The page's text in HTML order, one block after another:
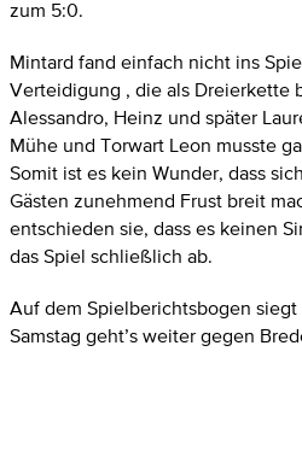
zum 5:0.
Mintard fand einfach nicht ins
Verteidigung , die als Dreierkette
Alessandro, Heinz und später
Mühe und Torwart Leon musste
Somit ist es kein Wunder, dass
Gästen zunehmend Frust breit
entschieden sie, dass es keinen
das Spiel schließlich ab.
Auf dem Spielberichtsbogen
Samstag geht’s weiter gegen